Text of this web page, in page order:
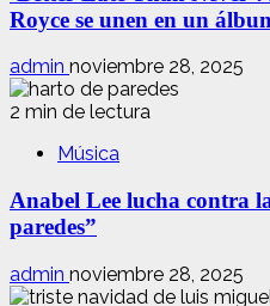
Royce se unen en un
admin noviembre 28, 2025
2 min de lectura
Música
Anabel Lee lucha contra
paredes”
admin noviembre 28, 2025